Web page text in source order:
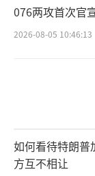
076两攻首次官
2026-08-05 10:46:13
如何看待特朗普
方互不相让